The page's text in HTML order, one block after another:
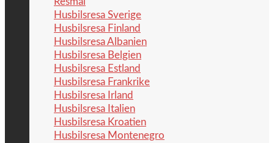
Husbilsresa Sverige
Husbilsresa Finland
Husbilsresa Albanien
Husbilsresa Belgien
Husbilsresa Estland
Husbilsresa Frankrike
Husbilsresa Irland
Husbilsresa Italien
Husbilsresa Kroatien
Husbilsresa Montenegro